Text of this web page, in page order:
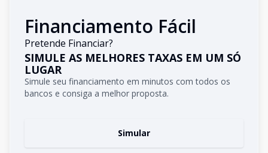
Financiamento Fácil
Pretende Financiar?
SIMULE AS MELHORES TAXAS EM UM SÓ
LUGAR
Simule seu financiamento em minutos com todos os
bancos e consiga a melhor proposta.
Simular